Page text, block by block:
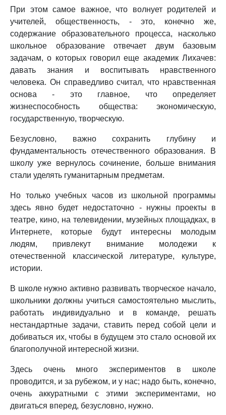
При этом самое важное, что волнует родителей и
учителей, общественность, - это, конечно же,
содержание образовательного процесса, насколько
школьное образование отвечает двум базовым
задачам, о которых говорил еще академик Лихачев:
давать знания и воспитывать нравственного
человека. Он справедливо считал, что нравственная
основа - это главное, что определяет
жизнеспособность общества: экономическую,
государственную, творческую.
Безусловно, важно сохранить глубину и
фундаментальность отечественного образования. В
школу уже вернулось сочинение, больше внимания
стали уделять гуманитарным предметам.
Но только учебных часов из школьной программы
здесь явно будет недостаточно - нужны проекты в
театре, кино, на телевидении, музейных площадках, в
Интернете, которые будут интересны молодым
людям, привлекут внимание молодежи к
отечественной классической литературе, культуре,
истории.
В школе нужно активно развивать творческое начало,
школьники должны учиться самостоятельно мыслить,
работать индивидуально и в команде, решать
нестандартные задачи, ставить перед собой цели и
добиваться их, чтобы в будущем это стало основой их
благополучной интересной жизни.
Здесь очень много экспериментов в школе
проводится, и за рубежом, и у нас; надо быть, конечно,
очень аккуратными с этими экспериментами, но
двигаться вперед, безусловно, нужно.